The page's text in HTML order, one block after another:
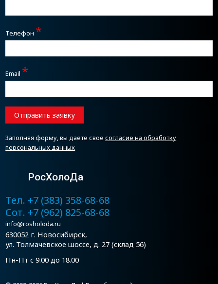
Телефон *
Email *
Отправить заявку
Заполняя форму, вы даете своесогласие на обработку
персональных данных
РосХолоДа
Тел. +7 (383) 358-68-68
Сот. +7 (962) 825-68-68
info@rosholoda.ru
630052 г. Новосибирск,
ул. Толмачевское шоссе, д. 27 (склад 56)
Пн-Пт с 9.00 до 18.00